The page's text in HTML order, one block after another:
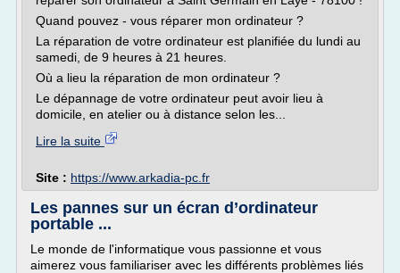
Quand pouvez - vous réparer mon ordinateur ?
La réparation de votre ordinateur est planifiée du lundi au
samedi, de 9 heures à 21 heures.
Où a lieu la réparation de mon ordinateur ?
Le dépannage de votre ordinateur peut avoir lieu à
domicile, en atelier ou à distance selon les...
Lire la suite
Site : https://www.arkadia-pc.fr
Les pannes sur un écran d’ordinateur
portable ...
Le monde de l'informatique vous passionne et vous
aimerez vous familiariser avec les différents problèmes liés